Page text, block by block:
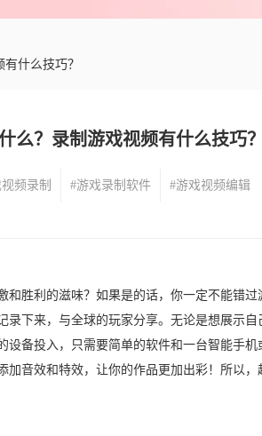
什么技巧？
么？录制游戏视频有什么技巧？
频录制 #游戏录制软件 #游戏视频编辑
胜利的滋味？如果是的话，你一定不能错
下来，与全球的玩家分享。无论是想展示自
备投入，只需要简单的软件和一台智能手
音效和特效，让你的作品更加出彩！所以